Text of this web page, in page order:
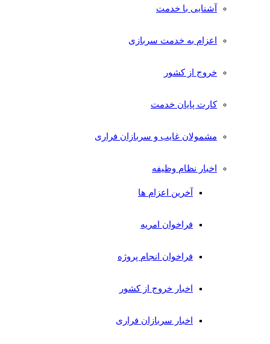
آشنایی با خدمت
اعزام به خدمت سربازی
خروج از کشور
کارت پایان خدمت
مشمولان غایب و سربازان فراری
اخبار نظام وظیفه
آخرین اعزام ها
فراخوان امریه
فراخوان انجام پروژه
اخبار خروج از کشور
اخبار سربازان فراری